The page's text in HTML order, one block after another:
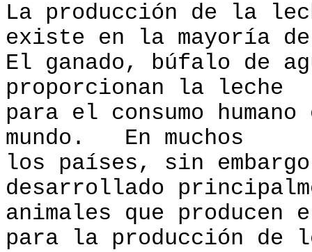
La producción de la
existe en la mayoría
El ganado, búfalo de
proporcionan la leche
para el consumo
mundo. En muchos
los países, sin
desarrollado
animales que
para la producción de